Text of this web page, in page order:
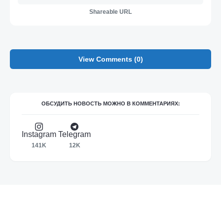
Shareable URL
View Comments (0)
ОБСУДИТЬ НОВОСТЬ МОЖНО В КОММЕНТАРИЯХ:
Instagram
141K
Telegram
12K